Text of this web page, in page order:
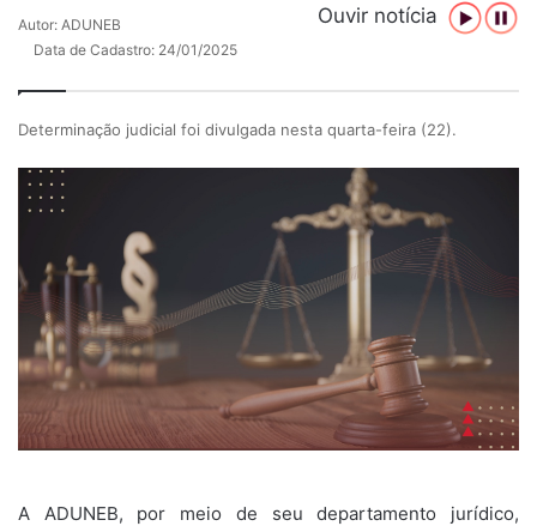
Ouvir notícia
Autor: ADUNEB
Data de Cadastro: 24/01/2025
Determinação judicial foi divulgada nesta quarta-feira (22).
A ADUNEB, por meio de seu departamento jurídico,